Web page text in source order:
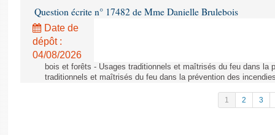
Question écrite n° 17482 de Mme Danielle Brulebois
Date de
dépôt :
04/08/2026
bois et forêts - Usages traditionnels et maîtrisés du feu dans la
traditionnels et maîtrisés du feu dans la prévention des
1 2 3